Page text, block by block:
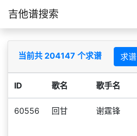
吉他谱搜索
当前共 204147 个求谱 求谱
ID 歌名 歌手名
60556 回甘 谢霆锋